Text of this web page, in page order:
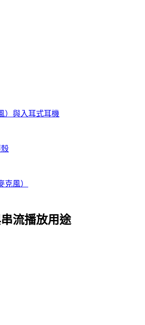
）與入耳式耳機
克風）
流播放用途